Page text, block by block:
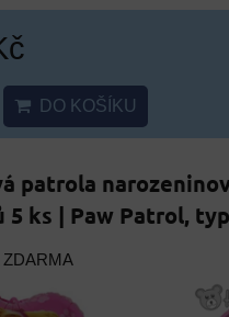
DO KOŠÍKU
patrola
5 ks | Paw Patrol,
ZDARMA